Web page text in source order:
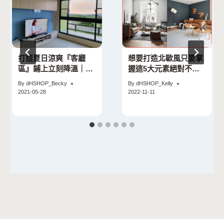
打造夏日涼爽『客廳
區』鋪上立刻降溫｜粉
絲打造
By dHSHOP_Becky
2021-05-28
想要打造北歐風只要掌
握這5大元素絕對不會
出錯！
By dHSHOP_Kelly
2022-11-11